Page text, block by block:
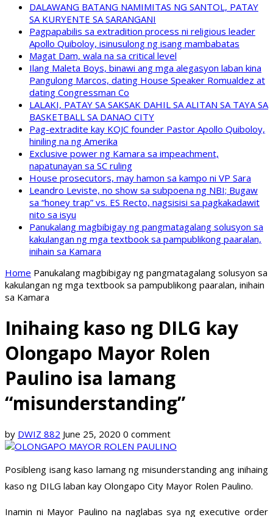
DALAWANG BATANG NAMIMITAS NG SANTOL, PATAY
SA KURYENTE SA SARANGANI
Pagpapabilis sa extradition process ni religious leader
Apollo Quiboloy, isinusulong ng isang mambabatas
Magat Dam, wala na sa critical level
Ilang Maleta Boys, binawi ang mga alegasyon laban kina
Pangulong Marcos, dating House Speaker Romualdez at
dating Congressman Co
LALAKI, PATAY SA SAKSAK DAHIL SA ALITAN SA TAYA SA
BASKETBALL SA DANAO CITY
Pag-extradite kay KOJC founder Pastor Apollo Quiboloy,
hiniling na ng Amerika
Exclusive power ng Kamara sa impeachment,
napatunayan sa SC ruling
House prosecutors, may hamon sa kampo ni VP Sara
Leandro Leviste, no show sa subpoena ng NBI; Bugaw
sa “honey trap” vs. ES Recto, nagsisisi sa pagkakadawit
nito sa isyu
Panukalang magbibigay ng pangmatagalang solusyon sa
kakulangan ng mga textbook sa pampublikong paaralan,
inihain sa Kamara
Home Panukalang magbibigay ng pangmatagalang solusyon sa
kakulangan ng mga textbook sa pampublikong paaralan, inihain
sa Kamara
Inihaing kaso ng DILG kay
Olongapo Mayor Rolen
Paulino isa lamang
“misunderstanding”
by DWIZ 882 June 25, 2020 0 comment
Posibleng isang kaso lamang ng misunderstanding ang inihaing
kaso ng DILG laban kay Olongapo City Mayor Rolen Paulino.
Inamin ni Mayor Paulino na naglabas sya ng executive order